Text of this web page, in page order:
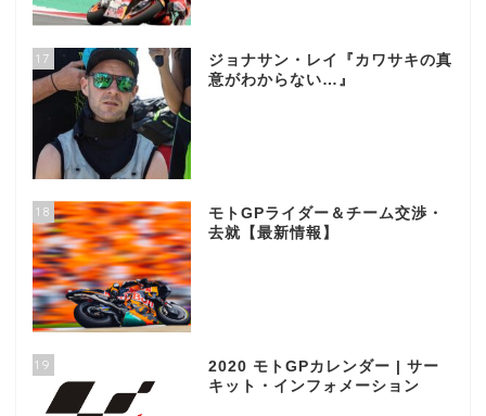
17
ジョナサン・レイ『カワサキの真
意がわからない…』
18
モトGPライダー＆チーム交渉・
去就【最新情報】
19
2020 モトGPカレンダー | サー
キット・インフォメーション